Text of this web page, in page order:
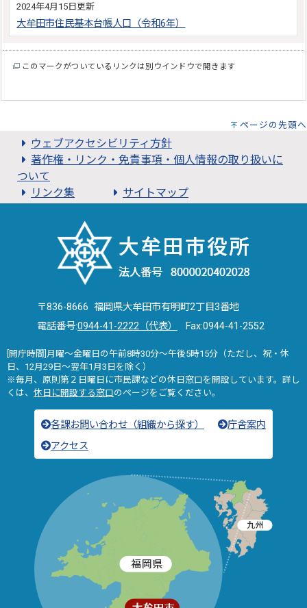
2024年4月15日更新
大牟田市住民基本台帳人口（令和6年）
このマークがついているリンクは別ウインドウで開きます
ページの先頭へ
ウェブアクセシビリティ方針
著作権・リンク・免責事項・個人情報の取り扱いに
ついて
リンク集
サイトマップ
〒836-8666 福岡県大牟田市有明町2丁目3番地
電話番号:0944-41-2222（代表） Fax:0944-41-2552
[開庁時間]月曜～金曜日の午前8時30分～午後5時15分（ただし、祝・休
日、12月29日～翌年1月3日を除く）
※毎月、原則第２日曜日に市民課などの休日窓口を開設しています。詳し
くは、 休日に開設する窓口のページをご覧ください。
各課お問い合わせ（組織から探す）
庁舎案内
アクセス